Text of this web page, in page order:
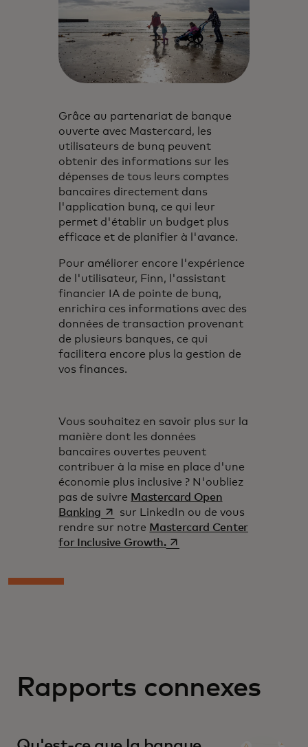
Grâce au partenariat de banque
ouverte avec Mastercard, les
utilisateurs de bunq peuvent
obtenir des informations sur les
dépenses de tous leurs comptes
bancaires directement dans
l'application bunq, ce qui leur
permet d'établir un budget plus
efficace et de planifier à l'avance.
Pour améliorer encore l'expérience
de l'utilisateur, Finn, l'assistant
financier IA de pointe de bunq,
enrichira ces informations avec des
données de transaction provenant
de plusieurs banques, ce qui
facilitera encore plus la gestion de
vos finances.
Vous souhaitez en savoir plus sur la
manière dont les données
bancaires ouvertes peuvent
contribuer à la mise en place d'une
économie plus inclusive ? N'oubliez
pas de suivre Mastercard Open
Banking s’ouvre dans un nouvel onglet
sur LinkedIn ou de vous
rendre sur notre Mastercard Center
for Inclusive Growth.s’ouvre dans un nouvel
Rapports connexes